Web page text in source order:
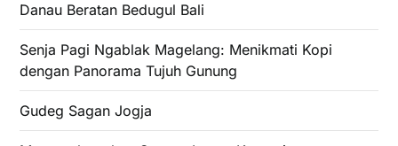
Danau Beratan Bedugul Bali
Senja Pagi Ngablak Magelang: Menikmati Kopi
dengan Panorama Tujuh Gunung
Gudeg Sagan Jogja